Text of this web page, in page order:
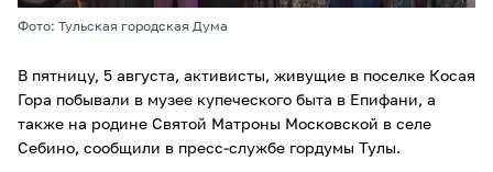
Фото: Тульская городская Дума
В пятницу, 5 августа, активисты, живущие в поселке Косая
Гора побывали в музее купеческого быта в Епифани, а
также на родине Святой Матроны Московской в селе
Себино, сообщили в пресс-службе гордумы Тулы.